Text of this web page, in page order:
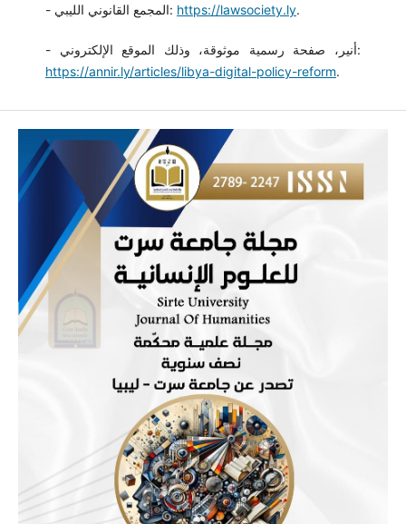
- المجمع القانوني الليبي: https://lawsociety.ly.
- أنير، صفحة رسمية موثوقة، وذلك الموقع الإلكتروني:
https://annir.ly/articles/libya-digital-policy-reform.